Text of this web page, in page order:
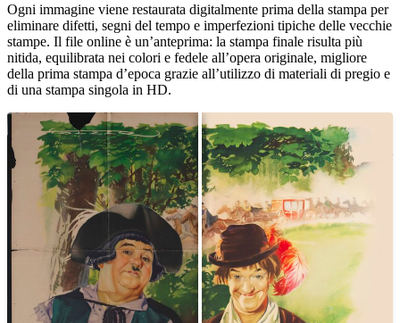
Ogni immagine viene restaurata digitalmente prima della stampa per
eliminare difetti, segni del tempo e imperfezioni tipiche delle vecchie
stampe. Il file online è un’anteprima: la stampa finale risulta più
nitida, equilibrata nei colori e fedele all’opera originale, migliore
della prima stampa d’epoca grazie all’utilizzo di materiali di pregio e
di una stampa singola in HD.